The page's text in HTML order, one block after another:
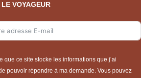
VOYAGEUR
que ce site stocke les informations que j’ai
pouvoir répondre à ma demande. Vous pouvez